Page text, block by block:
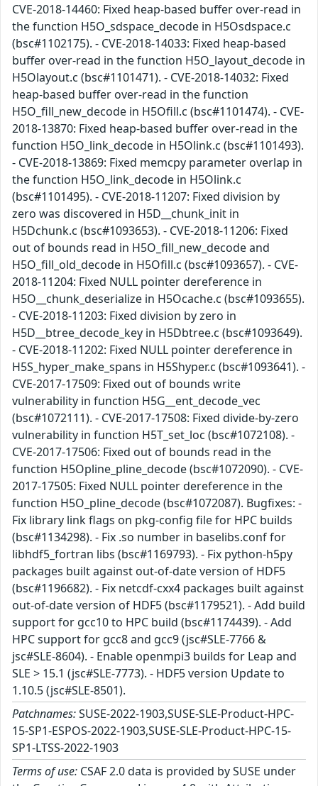
CVE-2018-14460: Fixed heap-based buffer over-read in
the function H5O_sdspace_decode in H5Osdspace.c
(bsc#1102175). - CVE-2018-14033: Fixed heap-based
buffer over-read in the function H5O_layout_decode in
H5Olayout.c (bsc#1101471). - CVE-2018-14032: Fixed
heap-based buffer over-read in the function
H5O_fill_new_decode in H5Ofill.c (bsc#1101474). - CVE-
2018-13870: Fixed heap-based buffer over-read in the
function H5O_link_decode in H5Olink.c (bsc#1101493).
- CVE-2018-13869: Fixed memcpy parameter overlap in
the function H5O_link_decode in H5Olink.c
(bsc#1101495). - CVE-2018-11207: Fixed division by
zero was discovered in H5D__chunk_init in
H5Dchunk.c (bsc#1093653). - CVE-2018-11206: Fixed
out of bounds read in H5O_fill_new_decode and
H5O_fill_old_decode in H5Ofill.c (bsc#1093657). - CVE-
2018-11204: Fixed NULL pointer dereference in
H5O__chunk_deserialize in H5Ocache.c (bsc#1093655).
- CVE-2018-11203: Fixed division by zero in
H5D__btree_decode_key in H5Dbtree.c (bsc#1093649).
- CVE-2018-11202: Fixed NULL pointer dereference in
H5S_hyper_make_spans in H5Shyper.c (bsc#1093641). -
CVE-2017-17509: Fixed out of bounds write
vulnerability in function H5G__ent_decode_vec
(bsc#1072111). - CVE-2017-17508: Fixed divide-by-zero
vulnerability in function H5T_set_loc (bsc#1072108). -
CVE-2017-17506: Fixed out of bounds read in the
function H5Opline_pline_decode (bsc#1072090). - CVE-
2017-17505: Fixed NULL pointer dereference in the
function H5O_pline_decode (bsc#1072087). Bugfixes: -
Fix library link flags on pkg-config file for HPC builds
(bsc#1134298). - Fix .so number in baselibs.conf for
libhdf5_fortran libs (bsc#1169793). - Fix python-h5py
packages built against out-of-date version of HDF5
(bsc#1196682). - Fix netcdf-cxx4 packages built against
out-of-date version of HDF5 (bsc#1179521). - Add build
support for gcc10 to HPC build (bsc#1174439). - Add
HPC support for gcc8 and gcc9 (jsc#SLE-7766 &
jsc#SLE-8604). - Enable openmpi3 builds for Leap and
SLE > 15.1 (jsc#SLE-7773). - HDF5 version Update to
1.10.5 (jsc#SLE-8501).
Patchnames:SUSE-2022-1903,SUSE-SLE-Product-HPC-
15-SP1-ESPOS-2022-1903,SUSE-SLE-Product-HPC-15-
SP1-LTSS-2022-1903
Terms of use: CSAF 2.0 data is provided by SUSE under